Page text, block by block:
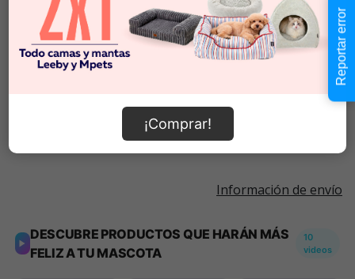
Cantidad:
-
$11.990
En Stock
Añadir al carrito
Información de envío
¡Comprar!
Reportar error